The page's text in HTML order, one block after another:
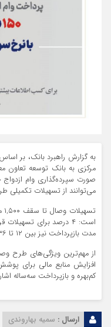
به گزارش راهبرد بانک، بر
مرکزی به بانک توسعه تعاون
می‌توانند از تسهیلات تکمیلی
مدت بازپرداخت نیز بین ۱۲ تا ۳۶ ماه متغیر خواهد بود.
از مهم‌ترین ویژگی‌های طرح
افزایش منابع مالی برای
کم‌بهره و بازپرداخت سه‌ساله
ارسال : سمیه بهاروندی